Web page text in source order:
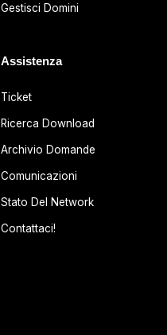
Gestisci Domini
Assistenza
Ticket
Ricerca Download
Archivio Domande
Comunicazioni
Stato Del Network
Contattaci!